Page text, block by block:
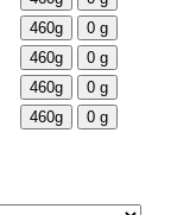
460g 0 g
460g 0 g
460g 0 g
460g 0 g